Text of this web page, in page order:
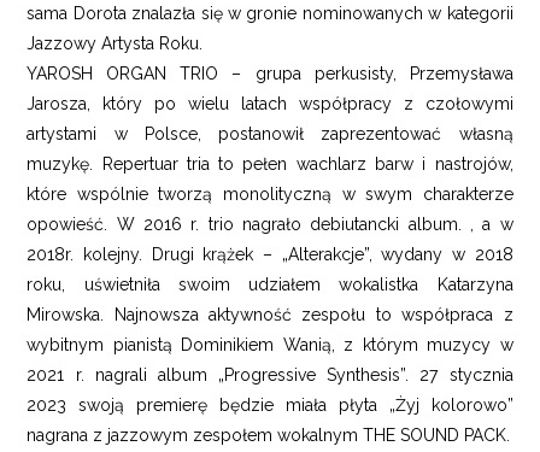
sama Dorota znalazła się w gronie nominowanych w kategorii
Jazzowy Artysta Roku.
YAROSH ORGAN TRIO – grupa perkusisty, Przemysława
Jarosza, który po wielu latach współpracy z czołowymi
artystami w Polsce, postanowił zaprezentować własną
muzykę. Repertuar tria to pełen wachlarz barw i nastrojów,
które wspólnie tworzą monolityczną w swym charakterze
opowieść. W 2016 r. trio nagrało debiutancki album. , a w
2018r. kolejny. Drugi krążek – „Alterakcje”, wydany w 2018
roku, uświetniła swoim udziałem wokalistka Katarzyna
Mirowska. Najnowsza aktywność zespołu to współpraca z
wybitnym pianistą Dominikiem Wanią, z którym muzycy w
2021 r. nagrali album „Progressive Synthesis”. 27 stycznia
2023 swoją premierę będzie miała płyta „Żyj kolorowo”
nagrana z jazzowym zespołem wokalnym THE SOUND PACK.